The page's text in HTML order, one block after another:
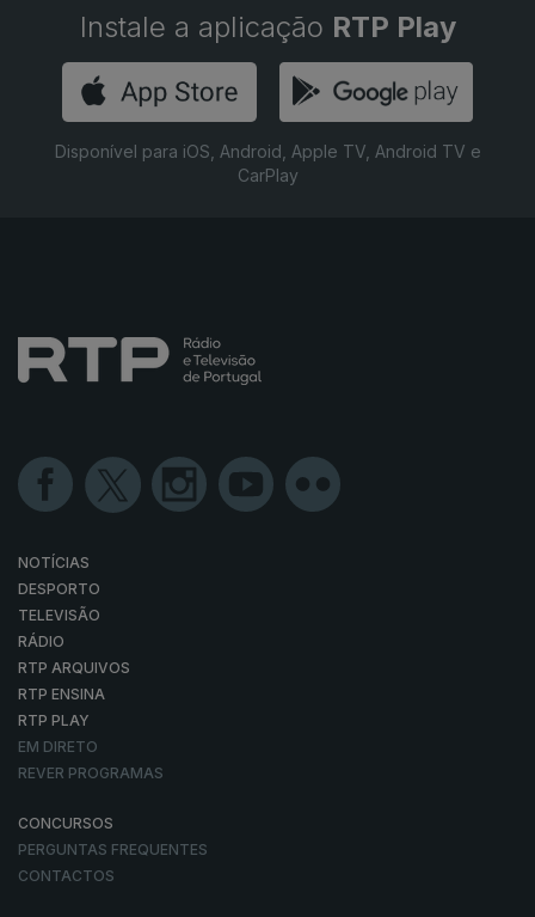
Instale a aplicação RTP Play
Disponível para iOS, Android, Apple TV, Android TV e
CarPlay
NOTÍCIAS
DESPORTO
TELEVISÃO
RÁDIO
RTP ARQUIVOS
RTP ENSINA
RTP PLAY
EM DIRETO
REVER PROGRAMAS
CONCURSOS
PERGUNTAS FREQUENTES
CONTACTOS